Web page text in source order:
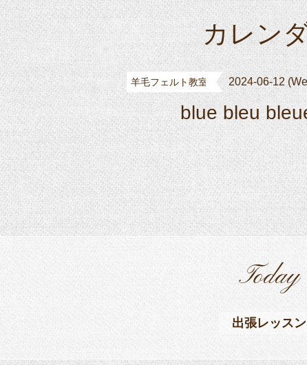
カレン
羊毛フェルト教室 2024-06-12
blue bleu
Today
出張レッスン